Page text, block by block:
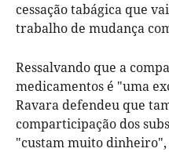
cessação tabágica que
trabalho de mudança
Ressalvando que a
medicamentos é "uma
Ravara defendeu que
comparticipação dos
"custam muito dinheiro",